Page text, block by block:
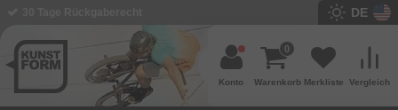
DE
Vergleich
Merkliste
Warenkorb
0
Konto